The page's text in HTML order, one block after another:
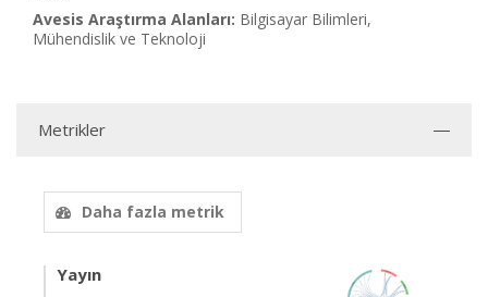
Avesis Araştırma Alanları: Bilgisayar Bilimleri,
Mühendislik ve Teknoloji
Metrikler
Daha fazla metrik
Yayın